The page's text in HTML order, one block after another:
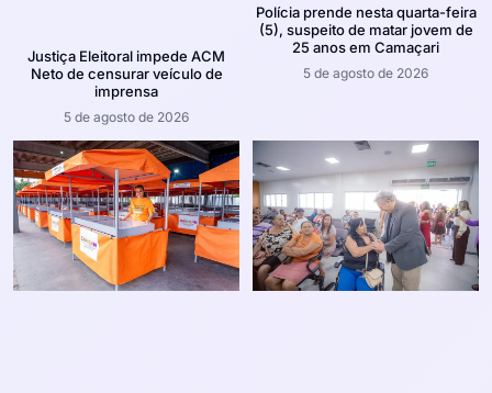
Justiça Eleitoral impede ACM
Neto de censurar veículo de
imprensa
5 de agosto de 2026
Polícia prende nesta quarta-feira
(5), suspeito de matar jovem de
25 anos em Camaçari
5 de agosto de 2026